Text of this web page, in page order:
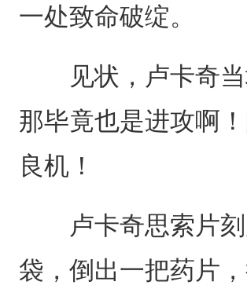
一处致命破绽。
见状，卢卡奇当
那毕竟也是进攻啊
良机！
卢卡奇思索片刻
袋，倒出一把药片